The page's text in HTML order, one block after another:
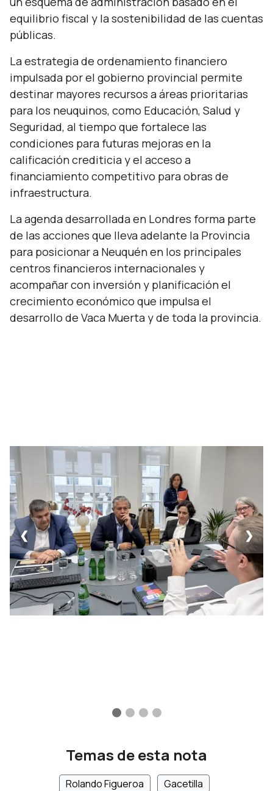
equilibrio fiscal y la sostenibilidad de las cuentas
públicas.
La estrategia de ordenamiento financiero
impulsada por el gobierno provincial permite
destinar mayores recursos a áreas prioritarias
para los neuquinos, como Educación, Salud y
Seguridad, al tiempo que fortalece las
condiciones para futuras mejoras en la
calificación crediticia y el acceso a
financiamiento competitivo para obras de
infraestructura.
La agenda desarrollada en Londres forma parte
de las acciones que lleva adelante la Provincia
para posicionar a Neuquén en los principales
centros financieros internacionales y
acompañar con inversión y planificación el
crecimiento económico que impulsa el
desarrollo de Vaca Muerta y de toda la provincia.
❮ ❯
Temas de esta nota
Rolando Figueroa Gacetilla